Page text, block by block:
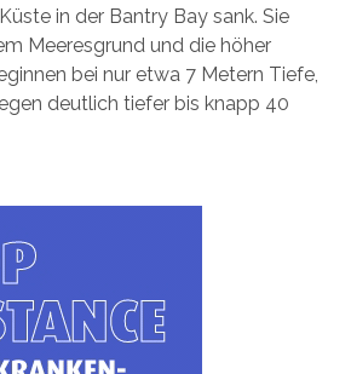
in der Bantry Bay sank. Sie
Meeresgrund und die höher
bei nur etwa 7 Metern Tiefe,
deutlich tiefer bis knapp 40